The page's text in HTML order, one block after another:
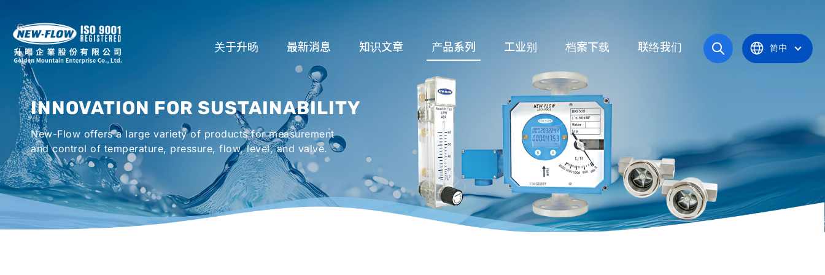
关于升旸
所在地
全球代理商
最新消息 知识文章
流量计应用完整解析
液位计的种类及运作
压力开关
产品系列
流量系列
液位系列
温度系列
压力系列
阀件系列
配件系列
工业别
润滑系统
冷却机组系统
烤箱及臭氧反应炉
机械密封罐系统
紧急淋浴洗眼器
档案下载
操作手册
产品型录
认证证书
联络我们 简中
INNOVATION FOR SUSTAINABILITY
New-Flow offers a large variety of products for measurement
and control of temperature, pressure, flow, level, and valve.